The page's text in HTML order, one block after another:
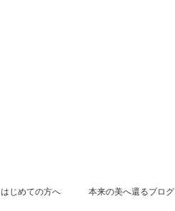
はじめての方へ 本来の美へ還るプロ